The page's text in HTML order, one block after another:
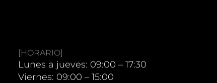
[HORARIO]
Lunes a jueves: 09:00 – 17:30
Viernes: 09:00 – 15:00